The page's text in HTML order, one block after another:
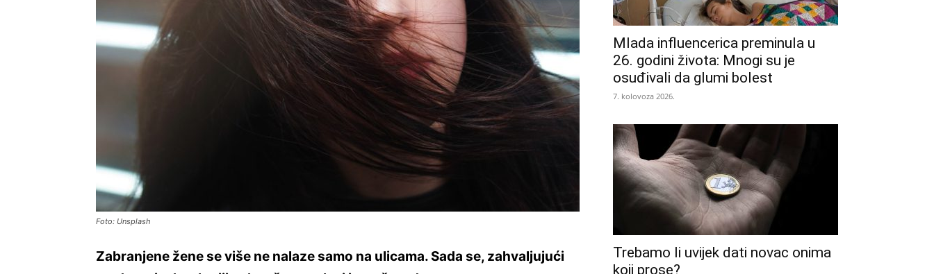
Foto: Unsplash
Zabranjene žene se više ne nalaze samo na ulicama. Sada se, zahvaljujući
Mlada influencerica preminula u
26. godini života: Mnogi su je
osuđivali da glumi bolest
7. kolovoza 2026.
Trebamo li uvijek dati novac onima
koji prose?